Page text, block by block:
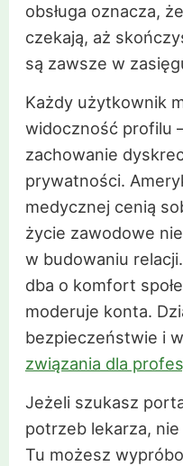
obsługa oznacza,
czekają, aż
są zawsze w
Każdy użytkownik
widoczność profilu
zachowanie
prywatności.
medycznej cenią
życie zawodowe
w budowaniu
dba o komfort
moderuje konta.
bezpieczeństwie i
związania dla
Jeżeli szukasz
potrzeb lekarza,
Tu możesz